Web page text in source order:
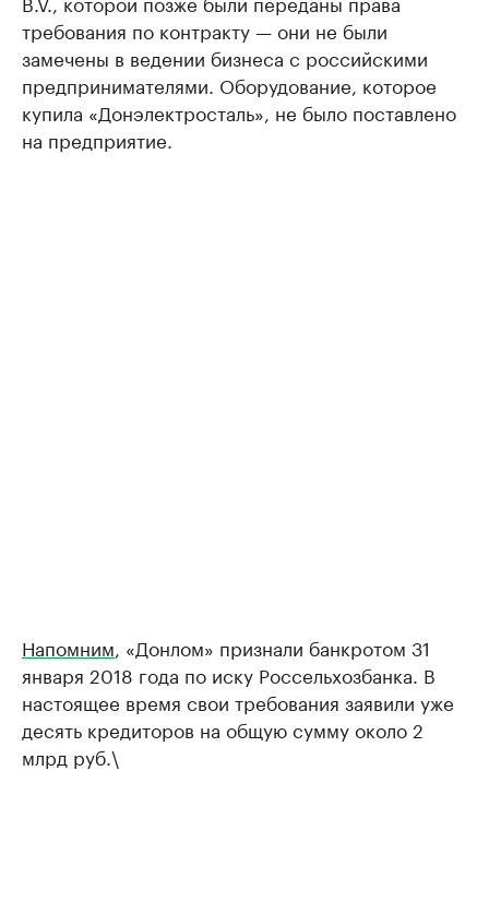
требования по контракту — они не были
замечены в ведении бизнеса с российскими
предпринимателями. Оборудование, которое
купила «Донэлектросталь», не было поставлено
на предприятие.
Напомним, «Донлом» признали банкротом 31
января 2018 года по иску Россельхозбанка. В
настоящее время свои требования заявили уже
десять кредиторов на общую сумму около 2
млрд руб.\